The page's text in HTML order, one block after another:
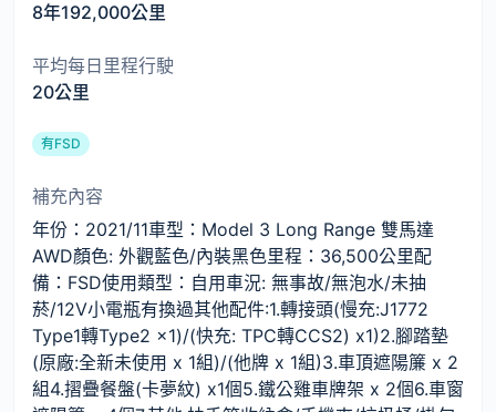
8年192,000公里
平均每日里程行駛
20公里
有FSD
補充內容
年份：2021/11車型：Model 3 Long Range 雙馬達
AWD顏色: 外觀藍色/內裝黑色里程：36,500公里配
備：FSD使用類型：自用車況: 無事故/無泡水/未抽
菸/12V小電瓶有換過其他配件:1.轉接頭(慢充:J1772
Type1轉Type2 x1)/(快充: TPC轉CCS2) x1)2.腳踏墊
(原廠:全新未使用 x 1組)/(他牌 x 1組)3.車頂遮陽簾 x 2
組4.摺疊餐盤(卡夢紋) x1個5.鐵公雞車牌架 x 2個6.車窗